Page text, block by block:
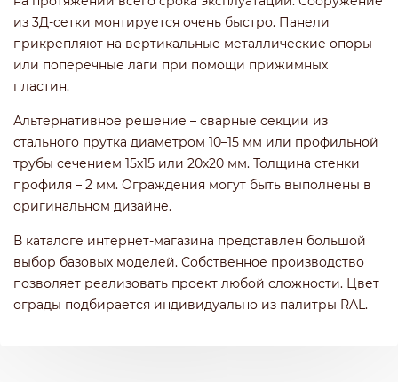
из 3Д-сетки монтируется очень быстро. Панели
прикрепляют на вертикальные металлические опоры
или поперечные лаги при помощи прижимных
пластин.
Альтернативное решение – сварные секции из
стального прутка диаметром 10–15 мм или профильной
трубы сечением 15х15 или 20х20 мм. Толщина стенки
профиля – 2 мм. Ограждения могут быть выполнены в
оригинальном дизайне.
В каталоге интернет-магазина представлен большой
выбор базовых моделей. Собственное производство
позволяет реализовать проект любой сложности. Цвет
ограды подбирается индивидуально из палитры RAL.